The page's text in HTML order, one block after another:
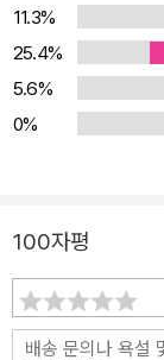
해진 사진과 여유
다가갈 수 있게 하
의 특색 있는 숲의
수정했다. 또한 20
는 것이 큰 특징이
는지, 어떻게 뿌리
로 어떤 영향을 주
접 찍은 130여 장의
는 듯한 느낌을 만
11.3%
25.4%
5.6%
0%
100자평